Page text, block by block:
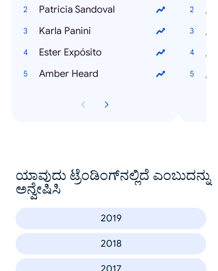
Patricia Sandoval
Karla Panini
Ester Expósito
Amber Heard
ಯಾವುದು ಟ್ರೆಂಡಿಂಗ್‌ನಲ್ಲಿದೆ ಎಂಬುದನ್ನು
ಅನ್ವೇಷಿಸಿ
2019
2018